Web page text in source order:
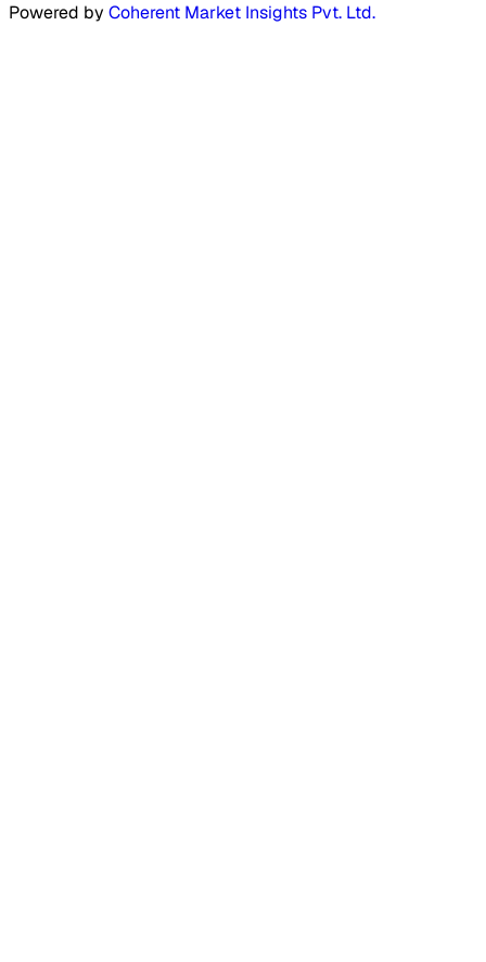
Powered by Coherent Market Insights Pvt. Ltd.